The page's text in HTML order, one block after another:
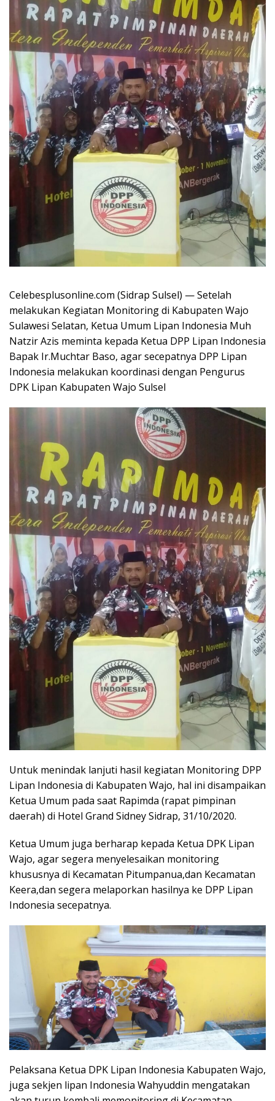
Celebesplusonline.com (Sidrap Sulsel) — Setelah
melakukan Kegiatan Monitoring di Kabupaten Wajo
Sulawesi Selatan, Ketua Umum Lipan Indonesia Muh
Natzir Azis meminta kepada Ketua DPP Lipan Indonesia
Bapak Ir.Muchtar Baso, agar secepatnya DPP Lipan
Indonesia melakukan koordinasi dengan Pengurus
DPK Lipan Kabupaten Wajo Sulsel
Untuk menindak lanjuti hasil kegiatan Monitoring DPP
Lipan Indonesia di Kabupaten Wajo, hal ini disampaikan
Ketua Umum pada saat Rapimda (rapat pimpinan
daerah) di Hotel Grand Sidney Sidrap, 31/10/2020.
Ketua Umum juga berharap kepada Ketua DPK Lipan
Wajo, agar segera menyelesaikan monitoring
khususnya di Kecamatan Pitumpanua,dan Kecamatan
Keera,dan segera melaporkan hasilnya ke DPP Lipan
Indonesia secepatnya.
Pelaksana Ketua DPK Lipan Indonesia Kabupaten Wajo,
juga sekjen lipan Indonesia Wahyuddin mengatakan